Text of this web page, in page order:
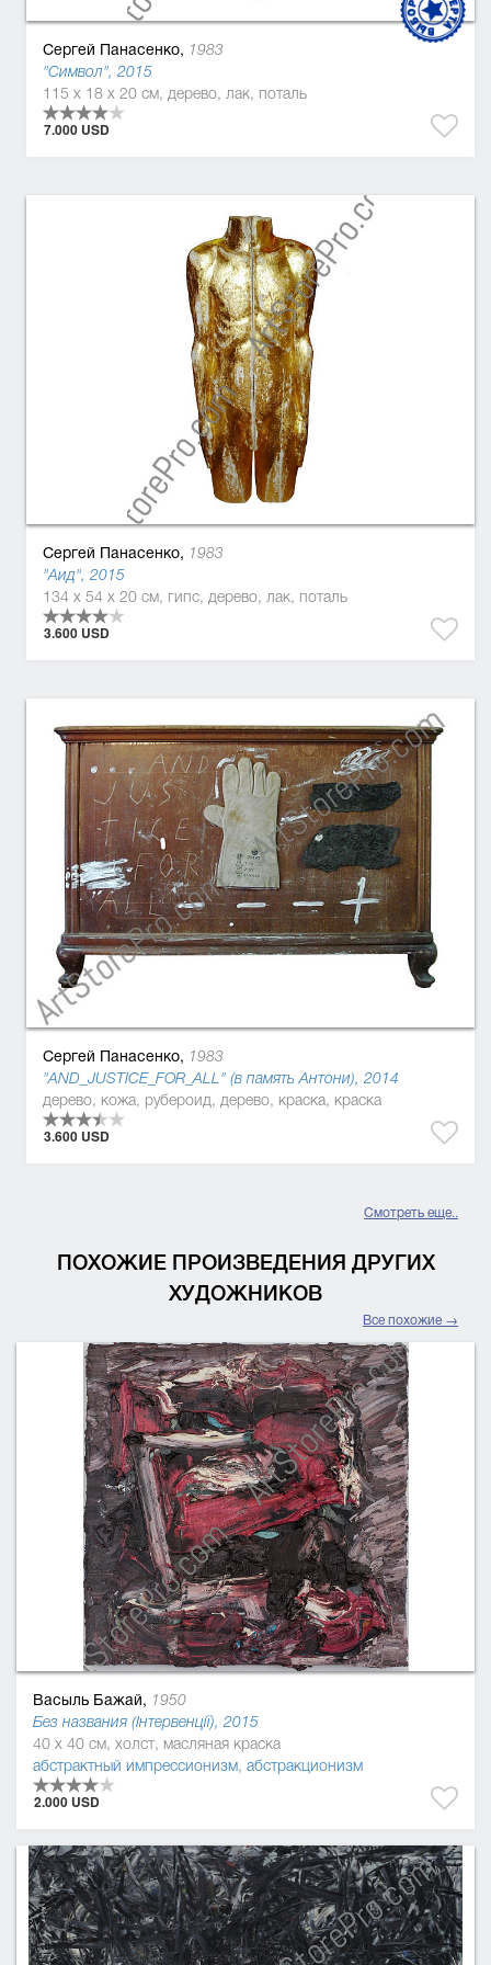
Сергей Панасенко, 1983
"Символ", 2015
115 x 18 x 20 см, дерево, лак, поталь
7.000 USD
Сергей Панасенко, 1983
"Аид", 2015
134 x 54 x 20 см, гипс, дерево, лак, поталь
3.600 USD
Сергей Панасенко, 1983
"AND_JUSTICE_FOR_ALL" (в память Антони), 2014
дерево, кожа, рубероид, дерево, краска, краска
3.600 USD
Смотреть еще..
ПОХОЖИЕ ПРОИЗВЕДЕНИЯ ДРУГИХ
ХУДОЖНИКОВ
Все похожие →
Васыль Бажай, 1950
Без названия (Інтервенції), 2015
40 x 40 см, холст, масляная краска
абстрактный импрессионизм, абстракционизм
2.000 USD